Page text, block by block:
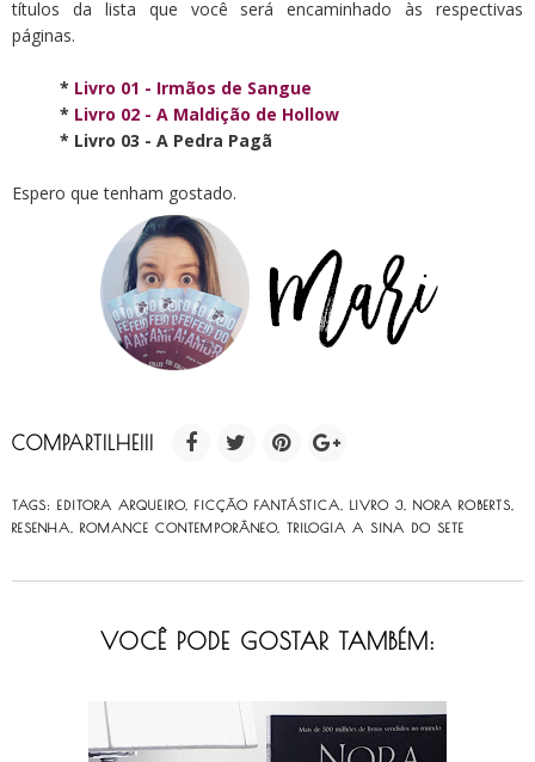
títulos da lista que você será encaminhado às respectivas
páginas.
* Livro 01 - Irmãos de Sangue
* Livro 02 - A Maldição de Hollow
* Livro 03 - A Pedra Pagã
Espero que tenham gostado.
COMPARTILHE!!!
TAGS: EDITORA ARQUEIRO FICÇÃO FANTÁSTICA LIVRO 3 NORA ROBERTS
RESENHA
ROMANCE CONTEMPORÂNEO TRILOGIA A SINA DO SETE
VOCÊ PODE GOSTAR TAMBÉM: